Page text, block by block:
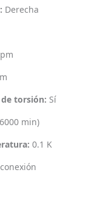
Derecha
torsión: Sí
min)
0.1 K